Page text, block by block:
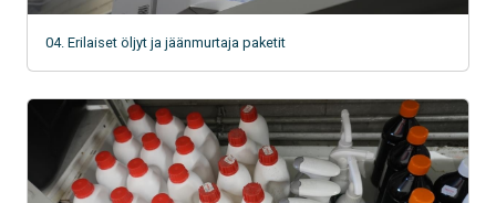
04. Erilaiset öljyt ja jäänmurtaja paketit